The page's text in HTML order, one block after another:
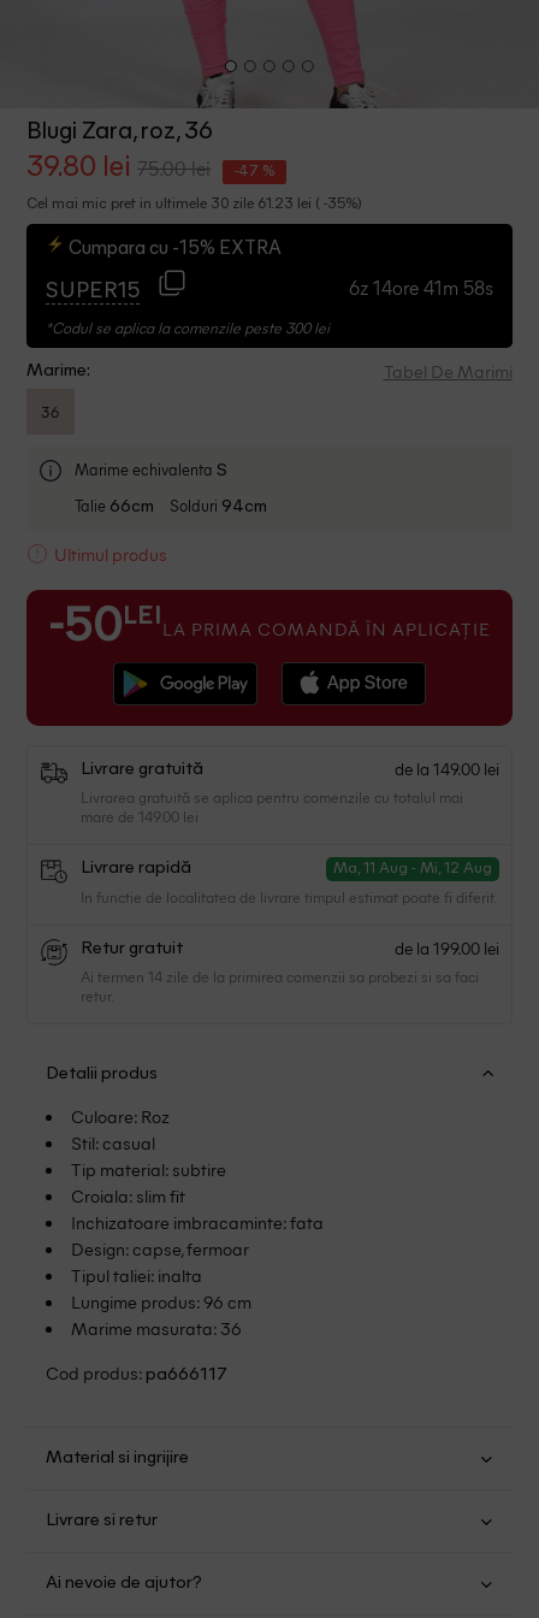
Blugi Zara, roz, 36
39.80 lei 75.00 lei -47 %
Cel mai mic pret in ultimele 30 zile 61.23 lei ( -35%)
Cumpara cu -15% EXTRA
SUPER15 6z 14ore 41m 57s
*Codul se aplica la comenzile peste 300 lei
Marime: Tabel De Marimi
36
Marime echivalenta S
Talie 66cm Solduri 94cm
Ultimul produs
-50 LEI LA PRIMA COMANDĂ ÎN APLICAȚIE
Livrare gratuită de la 149.00 lei
Livrarea gratuită se aplica pentru comenzile cu totalul mai
mare de 149.00 lei
Livrare rapidă Ma, 11 Aug - Mi, 12 Aug
In functie de localitatea de livrare timpul estimat poate fi diferit.
Retur gratuit de la 199.00 lei
Ai termen 14 zile de la primirea comenzii sa probezi si sa faci
retur.
Detalii produs
Culoare: Roz
Stil: casual
Tip material: subtire
Croiala: slim fit
Inchizatoare imbracaminte: fata
Design: capse, fermoar
Tipul taliei: inalta
Lungime produs: 96 cm
Marime masurata: 36
Cod produs: pa666117
Material si ingrijire
Nu folositi inalbitor
Nu uscati in uscator
Livrare si retur
mare de 149.00 lei.
Ai nevoie de ajutor?